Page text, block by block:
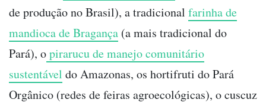
de produção no Brasil), a tradicional farinha de
mandioca de Bragança (a mais tradicional do
Pará), opirarucu de manejo comunitário
sustentável do Amazonas, os hortifruti do Pará
Orgânico (redes de feiras agroecológicas), o cuscuz